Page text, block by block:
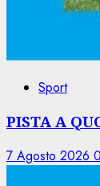
Sport
PISTA A
7 Agosto 2026 0